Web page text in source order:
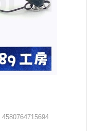
4580764715694